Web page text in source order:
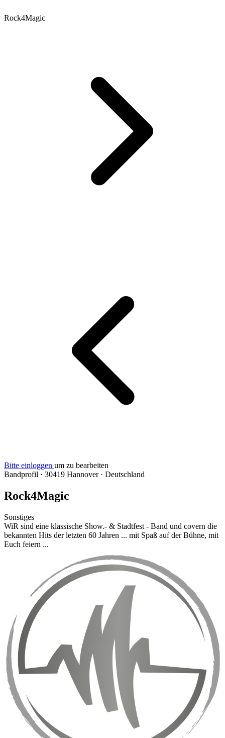
Rock4Magic
Bitte einloggen um zu bearbeiten
Bandprofil · 30419 Hannover · Deutschland
Rock4Magic
Sonstiges
WiR sind eine klassische Show.- & Stadtfest - Band und covern die
bekannten Hits der letzten 60 Jahren ... mit Spaß auf der Bühne, mit
Euch feiern ...